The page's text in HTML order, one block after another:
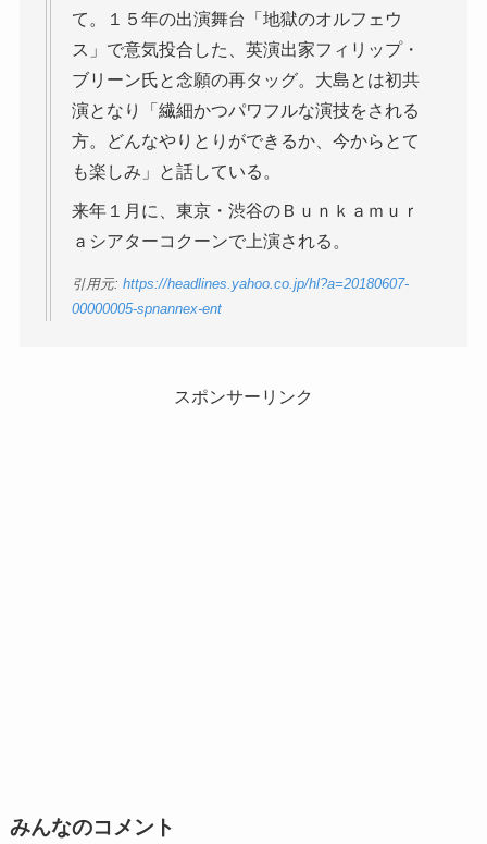
て。１５年の出演舞台「地獄のオルフェウ
ス」で意気投合した、英演出家フィリップ・
ブリーン氏と念願の再タッグ。大島とは初共
演となり「繊細かつパワフルな演技をされる
方。どんなやりとりができるか、今からとて
も楽しみ」と話している。
来年１月に、東京・渋谷のＢｕｎｋａｍｕｒ
ａシアターコクーンで上演される。
引用元: https://headlines.yahoo.co.jp/hl?a=20180607-
00000005-spnannex-ent
スポンサーリンク
みんなのコメント